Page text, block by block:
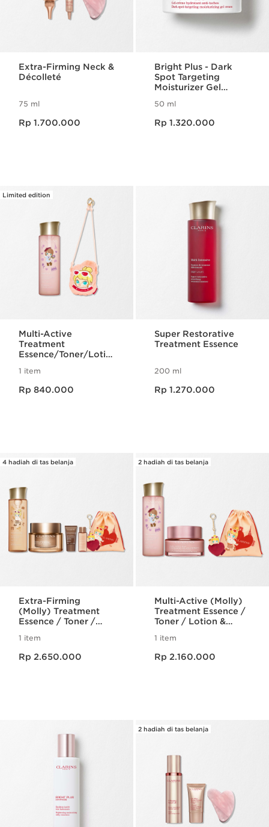
Extra-Firming Neck &
Décolleté
75 ml
Rp 1.700.000
Bright Plus - Dark
Spot Targeting
Moisturizer Gel
50 ml
Rp 1.320.000
Limited edition
Multi-Active
Treatment
Essence/Toner/Lotio
Limited Edition
1 item
Rp 840.000
Super Restorative
Treatment Essence
200 ml
Rp 1.270.000
4 hadiah di tas belanja
Extra-Firming
(Molly) Treatment
Essence / Toner /
[Collagen]3 Day
Cream (All skin
types)
1 item
Rp 2.650.000
2 hadiah di tas belanja
Multi-Active (Molly)
Treatment Essence /
Toner / Lotion &
Cream (All skin
types)
1 item
Rp 2.160.000
2 hadiah di tas belanja